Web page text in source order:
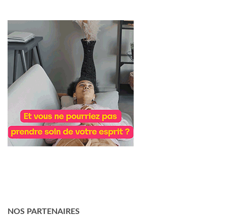
NOS PARTENAIRES